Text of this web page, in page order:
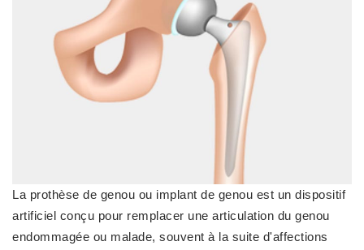
La prothèse de genou ou implant de genou est un dispositif
artificiel conçu pour remplacer une articulation du genou
endommagée ou malade, souvent à la suite d'affections